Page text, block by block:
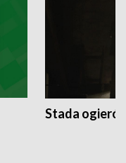
Stada